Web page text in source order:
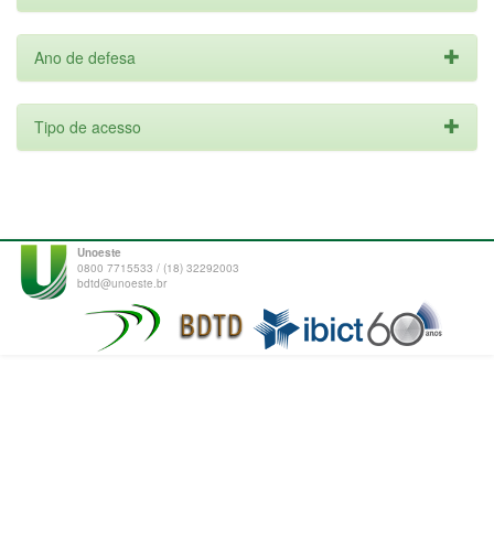
Ano de defesa
Tipo de acesso
Unoeste
0800 7715533 / (18) 32292003
bdtd@unoeste.br